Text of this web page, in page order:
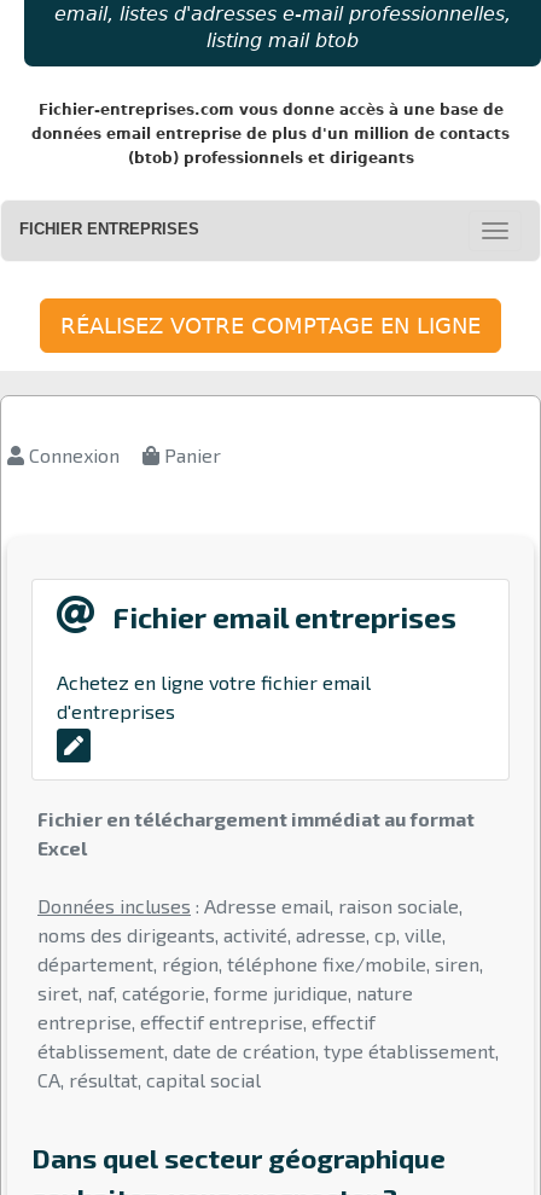
email, listes d'adresses e-mail professionnelles,
listing mail btob
Fichier-entreprises.com vous donne accès à une base de
données email entreprise de plus d'un million de contacts
(btob) professionnels et dirigeants
FICHIER ENTREPRISES
RÉALISEZ VOTRE COMPTAGE EN LIGNE